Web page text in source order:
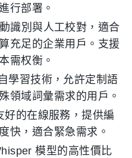
行部署。
識別與人工校對，適合
充足的企業用戶。支援
需权衡。
學習技術，允許定制語
領域詞彙需求的用戶。
好的在線服務，提供編
快，適合緊急需求。
模型的高性價比